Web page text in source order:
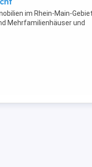
im Rhein-Main-
Mehrfamilienhäuser und